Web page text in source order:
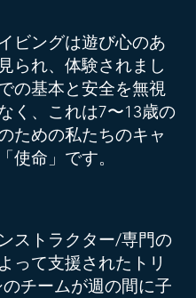
ビングは遊び心のあ
られ、体験されまし
の基本と安全を無視
く、これは7〜13歳の
ための私たちのキャ
使命」です。
ストラクター/専門の
って支援されたトリ
チームが週の間に子